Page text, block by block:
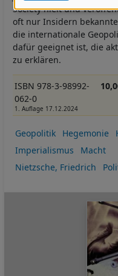
Society hielt und
oft nur Insidern
die internationale
dafür geeignet ist, die
zu erklären.
ISBN 978-3-98992-
062-0
1. Auflage 17.12.2024
Geopolitik Hegemonie
Imperialismus
Macht
Nietzsche, Friedrich
Daten
und
Cookies